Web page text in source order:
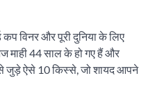
कप विनर और पूरी दुनिया के लिए
44 साल के हो गए हैं और
जुड़े ऐसे 10 किस्से, जो शायद आपने